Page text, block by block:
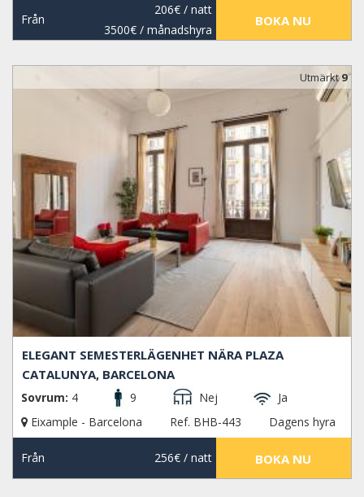
Från
206€/ natt
3500€/ månadshyra
BOKA NU
Utmärkt9
ELEGANT SEMESTERLÄGENHET NÄRA PLAZA
CATALUNYA, BARCELONA
Sovrum: 4 9 Nej
Ja
Eixample - Barcelona
Ref. BHB-443 Dagens hyra
Från 256€/ natt BOKA NU